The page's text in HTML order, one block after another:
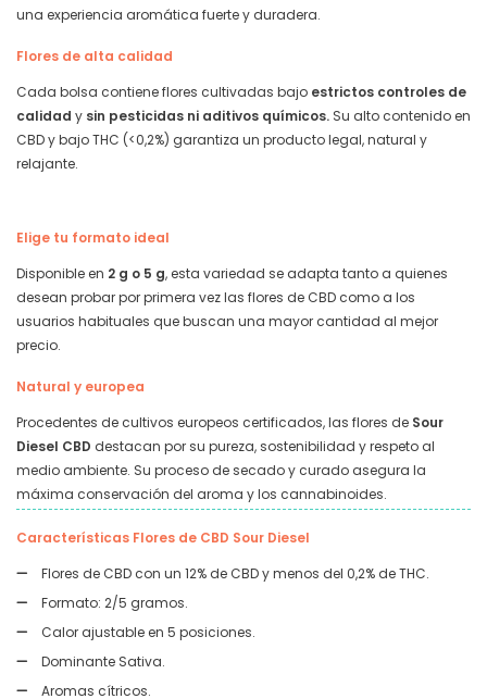
una experiencia aromática fuerte y duradera.
Flores de alta calidad
Cada bolsa contiene flores cultivadas bajo estrictos controles de
calidad y sin pesticidas ni aditivos químicos. Su alto contenido en
CBD y bajo THC (<0,2%) garantiza un producto legal, natural y
relajante.
Elige tu formato ideal
Disponible en 2 g o 5 g, esta variedad se adapta tanto a quienes
desean probar por primera vez las flores de CBD como a los
usuarios habituales que buscan una mayor cantidad al mejor
precio.
Natural y europea
Procedentes de cultivos europeos certificados, las flores de Sour
Diesel CBD destacan por su pureza, sostenibilidad y respeto al
medio ambiente. Su proceso de secado y curado asegura la
máxima conservación del aroma y los cannabinoides.
Características Flores de CBD Sour Diesel
Flores de CBD con un 12% de CBD y menos del 0,2% de THC.
Formato: 2/5 gramos.
Calor ajustable en 5 posiciones.
Dominante Sativa.
Aromas cítricos.